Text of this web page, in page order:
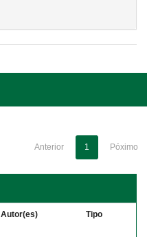
Anterior 1 Póximo
Autor(es) Tipo